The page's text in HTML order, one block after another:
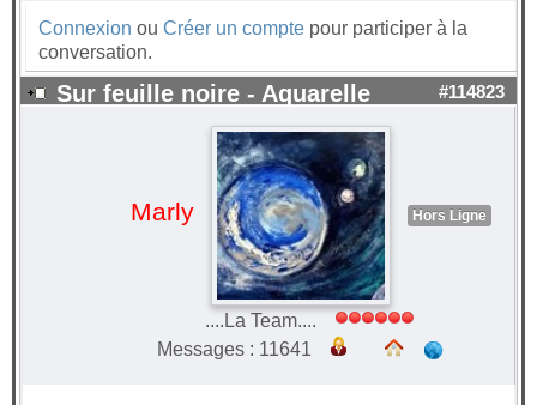
Connexion ou Créer un compte pour participer à la
conversation.
Sur feuille noire - Aquarelle #114823
Marly Hors Ligne
....La Team....
Messages : 11641